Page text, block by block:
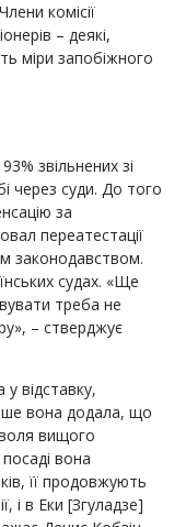
комісії
– деякі,
міри запобіжного
звільнених зі
через суди. До того
за
переатестації
законодавством.
судах. «Ще
треба не
– стверджує
відставку,
вона додала, що
вищого
вона
її продовжують
і в Еки [Згуладзе]